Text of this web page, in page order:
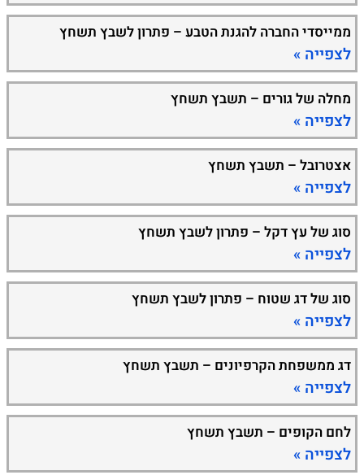
ממייסדי החברה להגנת הטבע – פתרון לשבץ תשחץ
לצפייה »
מחלה של גורים – תשבץ תשחץ
לצפייה »
אצטרובל – תשבץ תשחץ
לצפייה »
סוג של עץ דקל – פתרון לשבץ תשחץ
לצפייה »
סוג של דג שטוח – פתרון לשבץ תשחץ
לצפייה »
דג ממשפחת הקרפיונים – תשבץ תשחץ
לצפייה »
לחם הקופים – תשבץ תשחץ
לצפייה »